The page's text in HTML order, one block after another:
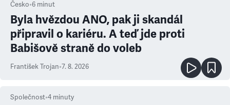
Česko•6 minut
Byla hvězdou ANO, pak ji skandál
připravil o kariéru. A teď jde proti
Babišově straně do voleb
František Trojan•7. 8. 2026
Společnost•4 minuty